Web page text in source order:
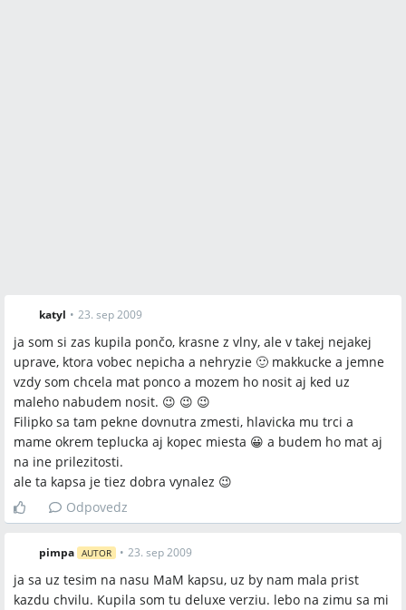
Závery z diskusie
Zhoda
MaM kapsa (najmä Deluxe) je v praxi považovaná za teplé a
praktické riešenie na nosenie dieťaťa v šatke alebo nosiči
počas jesene a zimy.
dieťa podobne ako seba pod bundu a sústrediť sa na teplé
Sporné názory
katyl • 23. sep 2009
ja som si zas kupila pončo, krasne z vlny, ale v takej nejakej
uprave, ktora vobec nepicha a nehryzie 🙂 makkucke a jemne
vzdy som chcela mat ponco a mozem ho nosit aj ked uz
maleho nabudem nosit. 😉 😉 😉
Filipko sa tam pekne dovnutra zmesti, hlavicka mu trci a
mame okrem teplucka aj kopec miesta 😀 a budem ho mat aj
na ine prilezitosti.
ale ta kapsa je tiez dobra vynalez 😉
Odpovedz
pimpa AUTOR • 23. sep 2009
ja sa uz tesim na nasu MaM kapsu, uz by nam mala prist
kazdu chvilu. Kupila som tu deluxe verziu. lebo na zimu sa mi